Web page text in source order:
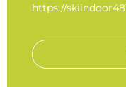
https://